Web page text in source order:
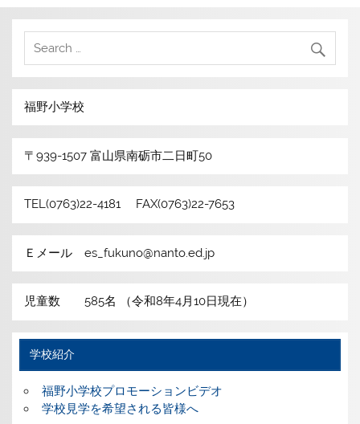
福野小学校
〒939-1507 富山県南砺市二日町50
TEL(0763)22-4181 FAX(0763)22-7653
Ｅメール es_fukuno@nanto.ed.jp
児童数 585名 （令和8年4月10日現在）
学校紹介
福野小学校プロモーションビデオ
学校見学を希望される皆様へ